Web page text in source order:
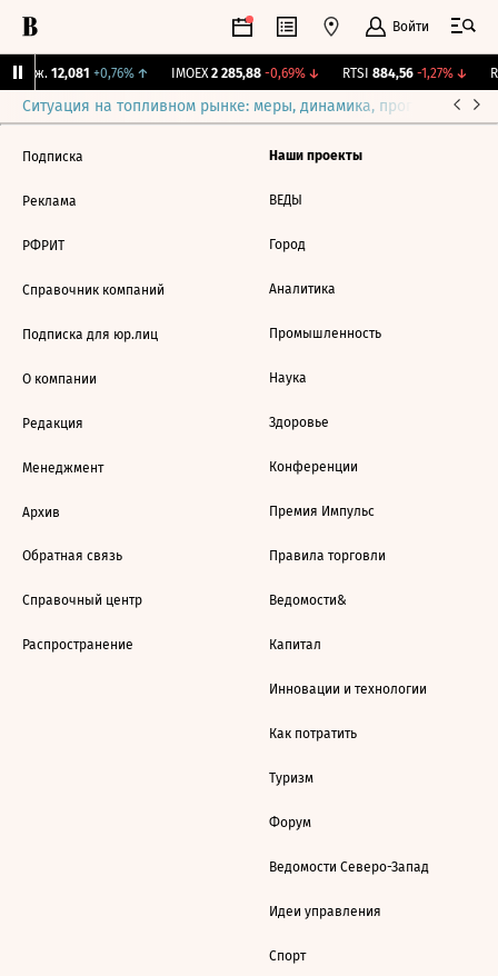
Войти
Бирж. 12,081 +0,76%↑ IMOEX 2 285,88 -0,69%↓ RTSI 884,56 -1,27%↓
Ситуация на топливном рынке: меры, динамика, прогнозы
Подписка
Реклама
РФРИТ
Справочник компаний
Подписка для юр.лиц
О компании
Редакция
Менеджмент
Архив
Обратная связь
Справочный центр
Распространение
Наши проекты
ВЕДЫ
Город
Аналитика
Промышленность
Наука
Здоровье
Конференции
Премия Импульс
Правила торговли
Ведомости&
Капитал
Инновации и технологии
Как потратить
Туризм
Форум
Ведомости Северо-Запад
Идеи управления
Спорт